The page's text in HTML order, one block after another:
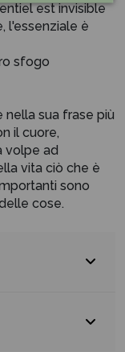
est invisible
l'essenziale è
sfogo
nella sua frase più
il cuore,
volpe ad
vita ciò che è
sono
cose.